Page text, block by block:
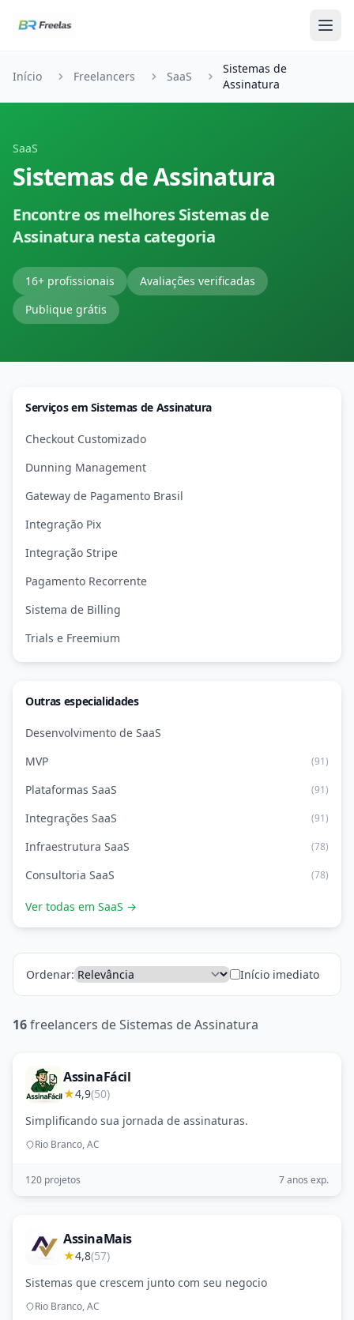
Início Freelancers SaaS
Sistemas de
Assinatura
SaaS
Sistemas de Assinatura
Encontre os melhores Sistemas de
Assinatura nesta categoria
16+ profissionais
Avaliações verificadas
Publique grátis
Serviços em Sistemas de Assinatura
Checkout Customizado
Dunning Management
Gateway de Pagamento Brasil
Integração Pix
Integração Stripe
Pagamento Recorrente
Sistema de Billing
Trials e Freemium
Outras especialidades
Desenvolvimento de SaaS
MVP
(91)
Plataformas SaaS (91)
Integrações SaaS (91)
Infraestrutura SaaS (78)
Consultoria SaaS (78)
Ver todas em SaaS →
Ordenar: Início imediato
16freelancers de Sistemas de Assinatura
AssinaFácil
★4,9(50)
Simplificando sua jornada de assinaturas.
Rio Branco, AC
120 projetos 7 anos exp.
AssinaMais
★4,8(57)
Sistemas que crescem junto com seu negocio
Rio Branco, AC